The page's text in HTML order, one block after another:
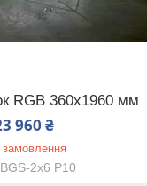
RGB 360х1960 мм
960 ₴
замовлення
BGS-2x6 P10